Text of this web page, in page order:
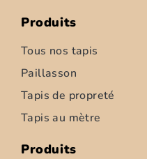
Tapis
Produits
Tous nos tapis
Paillasson
Tapis de propreté
Tapis au mètre
Produits